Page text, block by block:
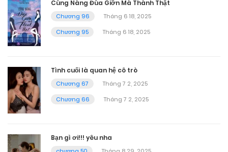
Cùng Nàng Đùa Giỡn Mà Thành Thật
Chương 96
Tháng 6 18, 2025
Chương 95
Tháng 6 18, 2025
Tình cuối là quan hệ cô trò
Chương 67
Tháng 7 2, 2025
Chương 66
Tháng 7 2, 2025
Bạn gì ơi!!! yêu nha